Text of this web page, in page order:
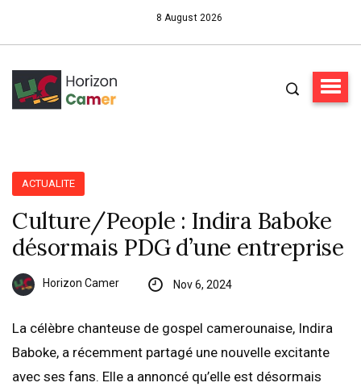
8 August 2026
ACTUALITE
Culture/People : Indira Baboke
désormais PDG d’une entreprise
Horizon Camer Nov 6, 2024
La célèbre chanteuse de gospel camerounaise, Indira
Baboke, a récemment partagé une nouvelle excitante
avec ses fans. Elle a annoncé qu’elle est désormais